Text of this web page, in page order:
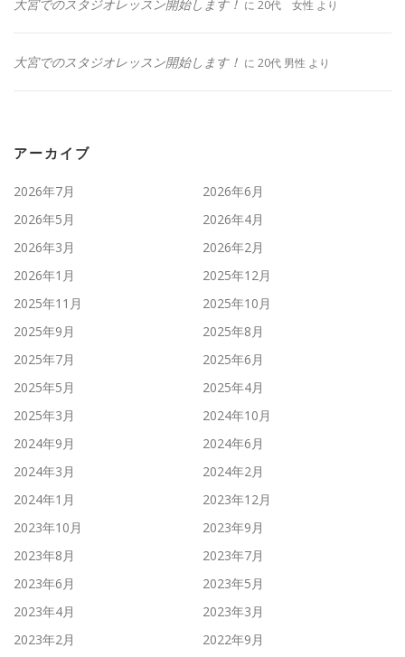
大宮でのスタジオレッスン開始します！ に 20代 女性 より
大宮でのスタジオレッスン開始します！ に 20代 男性 より
アーカイブ
2026年7月
2026年6月
2026年5月
2026年4月
2026年3月
2026年2月
2026年1月
2025年12月
2025年11月
2025年10月
2025年9月
2025年8月
2025年7月
2025年6月
2025年5月
2025年4月
2025年3月
2024年10月
2024年9月
2024年6月
2024年3月
2024年2月
2024年1月
2023年12月
2023年10月
2023年9月
2023年8月
2023年7月
2023年6月
2023年5月
2023年4月
2023年3月
2023年2月
2022年9月